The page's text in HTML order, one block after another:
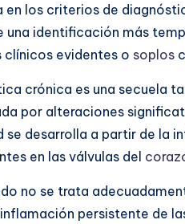
en los criterios de
una identificación más
clínicos evidentes o soplos
crónica es una secuela
por alteraciones
desarrolla a partir de la
en las válvulas del
no se trata
persistente de